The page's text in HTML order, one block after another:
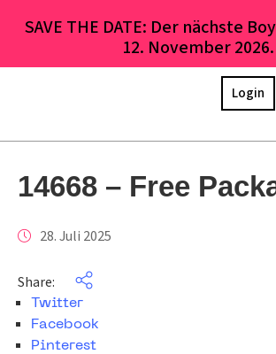
SAVE THE DATE: Der nächste
12. November 2026.
Login
14668 – Free
28. Juli 2025
Share:
Twitter
Facebook
Pinterest